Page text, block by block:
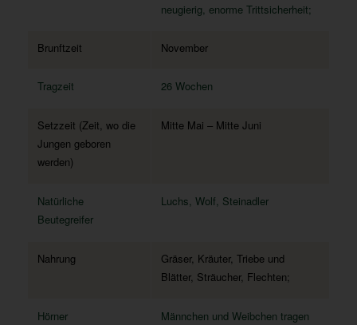
neugierig, enorme Trittsicherheit;
Brunftzeit November
Tragzeit 26 Wochen
Setzzeit (Zeit, wo die
Jungen geboren
werden)
Mitte Mai – Mitte Juni
Natürliche
Beutegreifer
Luchs, Wolf, Steinadler
Nahrung
Gräser, Kräuter, Triebe und
Blätter, Sträucher, Flechten;
Hörner
Männchen und Weibchen tragen